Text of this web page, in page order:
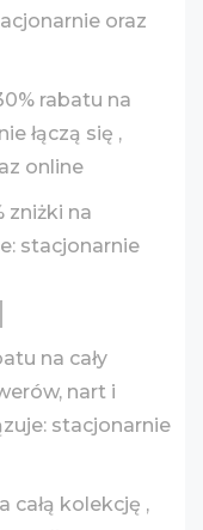
oraz
rabatu na
łączą się ,
online
zniżki na
stacjonarnie
na cały
nart i
stacjonarnie
całą kolekcję ,